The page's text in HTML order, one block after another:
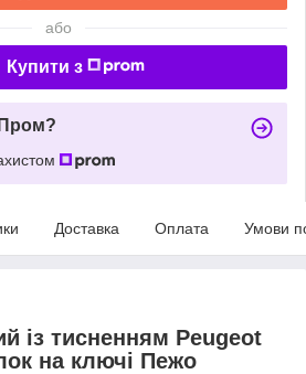
або
Купити з
Доставка Оплата Умови
із тисненням Peugeot
на ключі Пежо